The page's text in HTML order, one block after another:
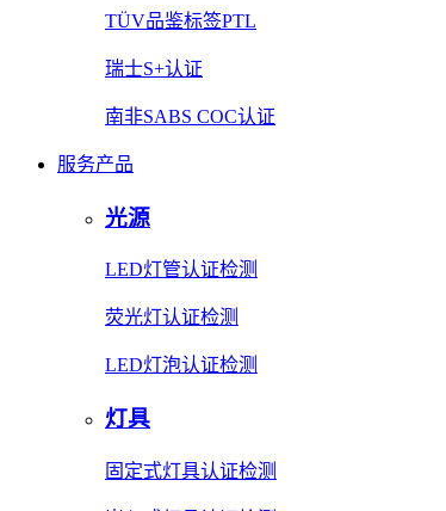
TÜV品鉴标签PTL
瑞士S+认证
南非SABS COC认证
服务产品
光源
LED灯管认证检测
荧光灯认证检测
LED灯泡认证检测
灯具
固定式灯具认证检测